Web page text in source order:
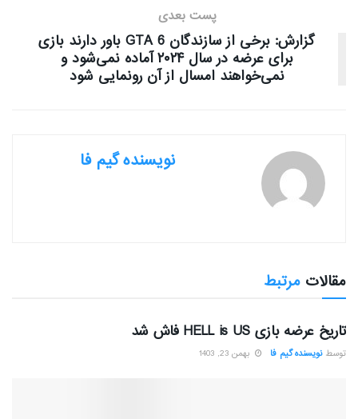
پست بعدی
گزارش: برخی از سازندگان GTA 6 باور دارند بازی
برای عرضه در سال ۲۰۲۴ آماده نمی‌شود و
نمی‌خواهند امسال از آن رونمایی شود
نویسنده گیم فا
مقالات مرتبط
تاریخ عرضه بازی HELL is US فاش شد
توسط نویسنده گیم فا بهمن 23, 1403